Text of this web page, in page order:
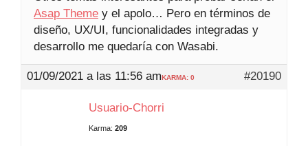
Asap Theme y el apolo… Pero en términos de
diseño, UX/UI, funcionalidades integradas y
desarrollo me quedaría con Wasabi.
01/09/2021 a las 11:56 am #20190
KARMA: 0
Usuario-Chorri
Karma: 209